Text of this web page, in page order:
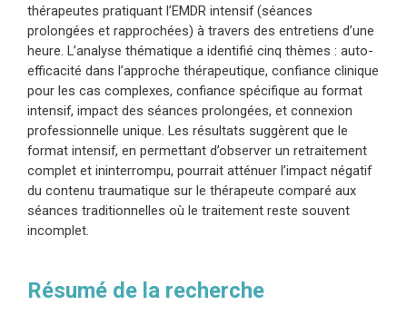
thérapeutes pratiquant l’EMDR intensif (séances
prolongées et rapprochées) à travers des entretiens d’une
heure. L’analyse thématique a identifié cinq thèmes : auto-
efficacité dans l’approche thérapeutique, confiance clinique
pour les cas complexes, confiance spécifique au format
intensif, impact des séances prolongées, et connexion
professionnelle unique. Les résultats suggèrent que le
format intensif, en permettant d’observer un retraitement
complet et ininterrompu, pourrait atténuer l’impact négatif
du contenu traumatique sur le thérapeute comparé aux
séances traditionnelles où le traitement reste souvent
incomplet.
Résumé de la recherche